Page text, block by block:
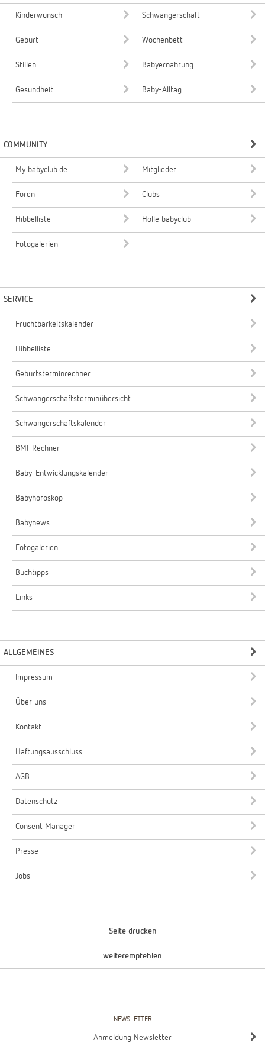
Kinderwunsch Schwangerschaft
Geburt Wochenbett
Stillen Babyernährung
Gesundheit Baby-Alltag
COMMUNITY
My babyclub.de Mitglieder
Foren Clubs
Hibbelliste Holle babyclub
Fotogalerien
SERVICE
Fruchtbarkeitskalender
Hibbelliste
Geburtsterminrechner
Schwangerschaftsterminübersicht
Schwangerschaftskalender
BMI-Rechner
Baby-Entwicklungskalender
Babyhoroskop
Babynews
Fotogalerien
Buchtipps
Links
ALLGEMEINES
Impressum
Über uns
Kontakt
Haftungsausschluss
AGB
Datenschutz
Consent Manager
Presse
Jobs
Seite drucken
weiterempfehlen
NEWSLETTER
Anmeldung Newsletter